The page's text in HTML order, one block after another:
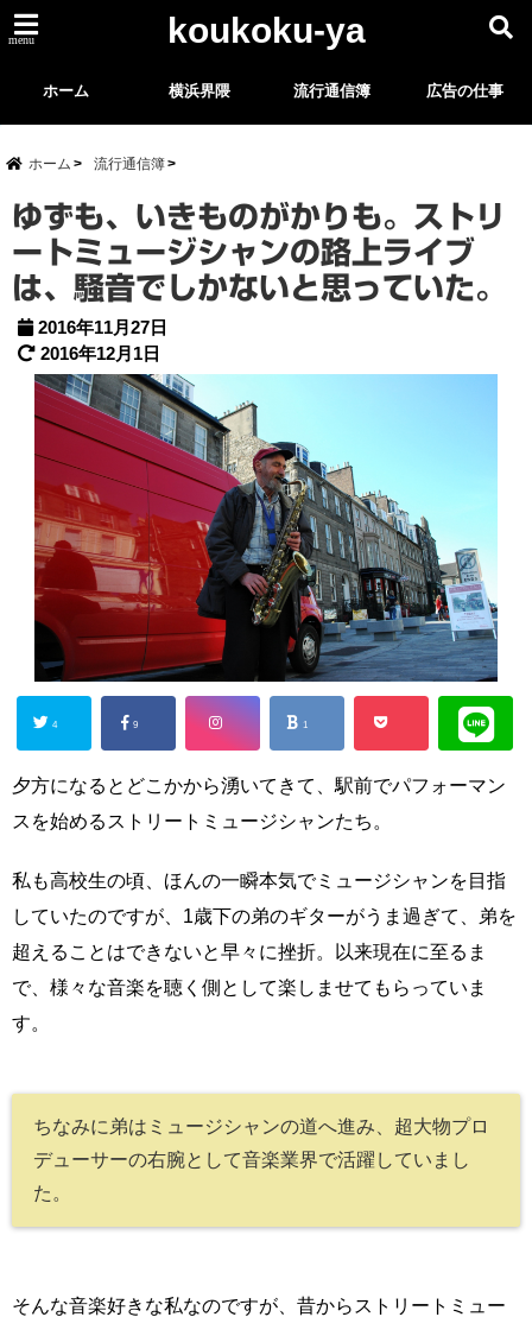
menu koukoku-ya
ホーム 横浜界隈 流行通信簿 広告の仕事
ホーム 流行通信簿
ゆずも、いきものがかりも。ストリ
ートミュージシャンの路上ライブ
は、騒音でしかないと思っていた。
2016年11月27日
2016年12月1日
4 9 1
夕方になるとどこかから湧いてきて、駅前でパフォーマン
スを始めるストリートミュージシャンたち。
私も高校生の頃、ほんの一瞬本気でミュージシャンを目指
していたのですが、1歳下の弟のギターがうま過ぎて、弟を
超えることはできないと早々に挫折。以来現在に至るま
で、様々な音楽を聴く側として楽しませてもらっていま
す。
ちなみに弟はミュージシャンの道へ進み、超大物プロ
デューサーの右腕として音楽業界で活躍していまし
た。
そんな音楽好きな私なのですが、昔からストリートミュー